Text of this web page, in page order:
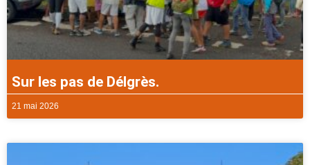
Sur les pas de Délgrès.
21 mai 2026